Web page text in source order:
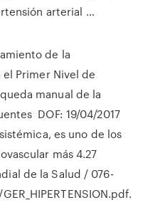
arterial …
de la
Primer Nivel de
manual de la
DOF: 19/04/2017
es uno de los
más 4.27
de la Salud / 076-